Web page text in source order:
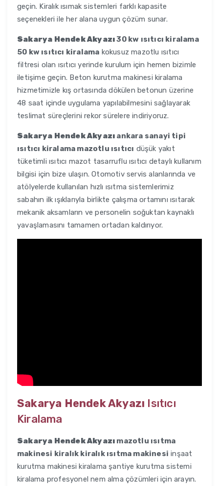
geçin. Kiralık ısımak sistemleri farklı kapasite
seçenekleri ile her alana uygun çözüm sunar.
Sakarya Hendek Akyazı30 kw ısıtıcı kiralama
50 kw ısıtıcı kiralama kokusuz mazotlu ısıtıcı
filtresi olan ısıtıcı yerinde kurulum için hemen bizimle
iletişime geçin. Beton kurutma makinesi kiralama
hizmetimizle kış ortasında dökülen betonun üzerine
48 saat içinde uygulama yapılabilmesini sağlayarak
teslimat süreçlerini rekor sürelere indiriyoruz.
Sakarya Hendek Akyazı ankara sanayi tipi
ısıtıcı kiralama mazotlu ısıtıcı düşük yakıt
tüketimli ısıtıcı mazot tasarruflu ısıtıcı detaylı kullanım
bilgisi için bize ulaşın. Otomotiv servis alanlarında ve
atölyelerde kullanılan hızlı ısıtma sistemlerimiz
sabahın ilk ışıklarıyla birlikte çalışma ortamını ısıtarak
mekanik aksamların ve personelin soğuktan kaynaklı
yavaşlamasını tamamen ortadan kaldırıyor.
Sakarya Hendek Akyazı Isıtıcı
Kiralama
Sakarya Hendek Akyazı mazotlu ısıtma
makinesi kiralık kiralık ısıtma makinesi inşaat
kurutma makinesi kiralama şantiye kurutma sistemi
kiralama profesyonel nem alma çözümleri için arayın.